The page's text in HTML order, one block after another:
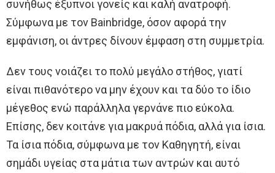
συνήθως έξυπνοι γονείς και καλή ανατροφή.
Σύμφωνα με τον Bainbridge, όσον αφορά την
εμφάνιση, οι άντρες δίνουν έμφαση στη συμμετρία.
Δεν τους νοιάζει το πολύ μεγάλο στήθος, γιατί
είναι πιθανότερο να μην έχουν και τα δύο το ίδιο
μέγεθος ενώ παράλληλα γερνάνε πιο εύκολα.
Επίσης, δεν κοιτάνε για μακρυά πόδια, αλλά για ίσια.
Τα ίσια πόδια, σύμφωνα με τον Καθηγητή, είναι
σημάδι υγείας στα μάτια των αντρών και αυτό